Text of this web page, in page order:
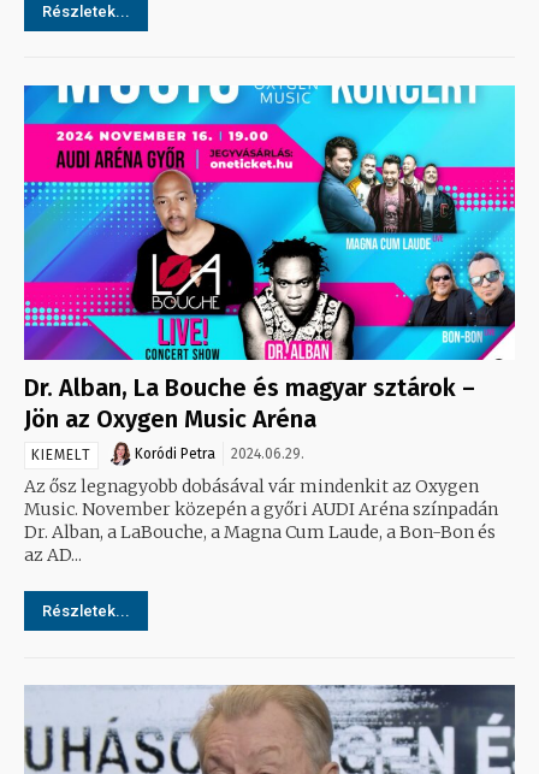
Részletek...
Dr. Alban, La Bouche és magyar sztárok –
Jön az Oxygen Music Aréna
KIEMELT Koródi Petra 2024.06.29.
Az ősz legnagyobb dobásával vár mindenkit az Oxygen
Music. November közepén a győri AUDI Aréna színpadán
Dr. Alban, a LaBouche, a Magna Cum Laude, a Bon-Bon és
az AD...
Részletek...